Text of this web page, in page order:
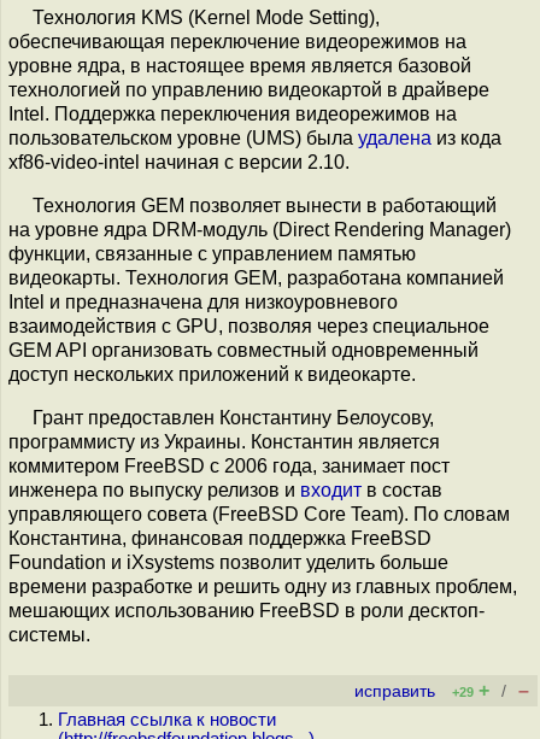
Технология KMS (Kernel Mode Setting),
обеспечивающая переключение видеорежимов на
уровне ядра, в настоящее время является базовой
технологией по управлению видеокартой в драйвере
Intel. Поддержка переключения видеорежимов на
пользовательском уровне (UMS) была удалена из кода
xf86-video-intel начиная с версии 2.10.
Технология GEM позволяет вынести в работающий
на уровне ядра DRM-модуль (Direct Rendering Manager)
функции, связанные с управлением памятью
видеокарты. Технология GEM, разработана компанией
Intel и предназначена для низкоуровневого
взаимодействия с GPU, позволяя через специальное
GEM API организовать совместный одновременный
доступ нескольких приложений к видеокарте.
Грант предоставлен Константину Белоусову,
программисту из Украины. Константин является
коммитером FreeBSD с 2006 года, занимает пост
инженера по выпуску релизов и входит в состав
управляющего совета (FreeBSD Core Team). По словам
Константина, финансовая поддержка FreeBSD
Foundation и iXsystems позволит уделить больше
времени разработке и решить одну из главных проблем,
мешающих использованию FreeBSD в роли десктоп-
системы.
исправить +29 + / –
Главная ссылка к новости